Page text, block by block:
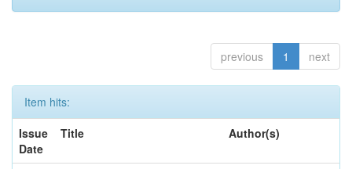
previous 1 next
Item hits:
Issue
Date
Title Author(s)